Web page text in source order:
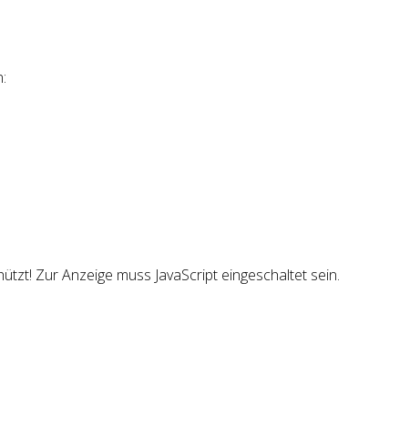
Zur Anzeige muss JavaScript eingeschaltet sein.